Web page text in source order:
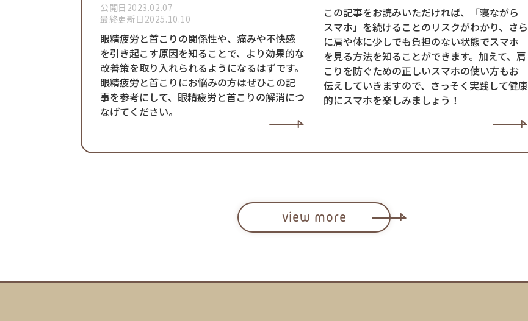
公開日2023.02.07
最終更新日2025.10.10
眼精疲労と首こりの関係性や、痛みや不快感
を引き起こす原因を知ることで、より効果的な
改善策を取り入れられるようになるはずです。
眼精疲労と首こりにお悩みの方はぜひこの記
事を参考にして、眼精疲労と首こりの解消につ
なげてください。
この記事をお読みいただければ、「寝ながら
スマホ」を続けることのリスクがわかり、さら
に肩や体に少しでも負担のない状態でスマホ
を見る方法を知ることができます。加えて、肩
こりを防ぐための正しいスマホの使い方もお
伝えしていきますので、さっそく実践して健康
的にスマホを楽しみましょう！
view more